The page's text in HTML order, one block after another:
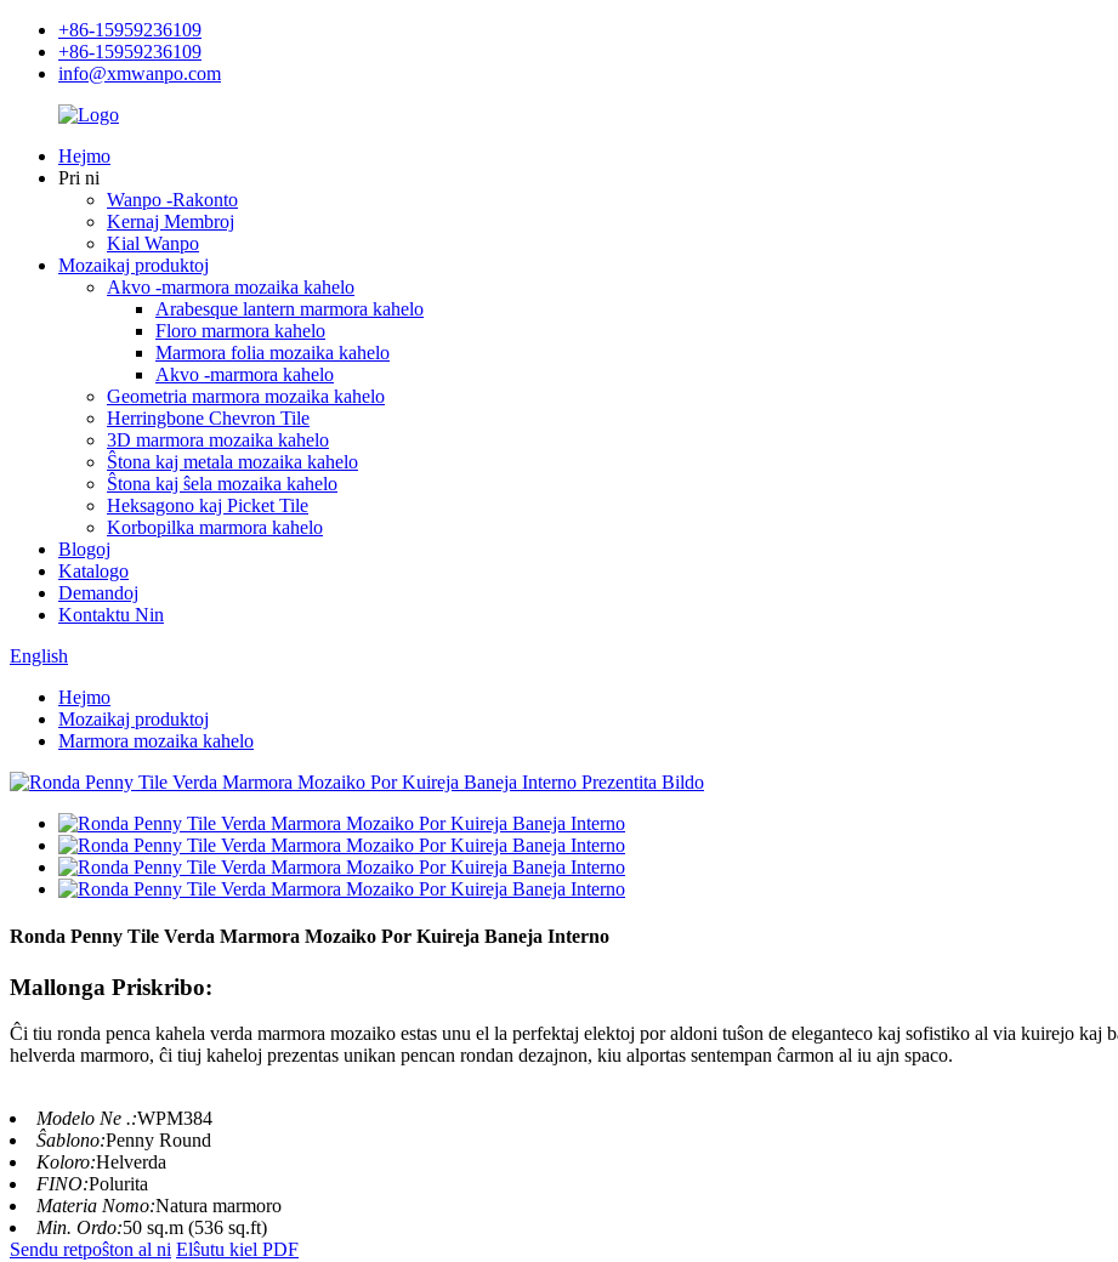
+86-15959236109
+86-15959236109
info@xmwanpo.com
Hejmo
Pri ni
Wanpo -Rakonto
Kernaj Membroj
Kial Wanpo
Mozaikaj produktoj
Akvo -marmora mozaika kahelo
Arabesque lantern marmora kahelo
Floro marmora kahelo
Marmora folia mozaika kahelo
Akvo -marmora kahelo
Geometria marmora mozaika kahelo
Herringbone Chevron Tile
3D marmora mozaika kahelo
Ŝtona kaj metala mozaika kahelo
Ŝtona kaj ŝela mozaika kahelo
Heksagono kaj Picket Tile
Korbopilka marmora kahelo
Blogoj
Katalogo
Demandoj
Kontaktu Nin
English
Hejmo
Mozaikaj produktoj
Marmora mozaika kahelo
Ronda Penny Tile Verda Marmora Mozaiko Por Kuireja Baneja Interno
Mallonga Priskribo:
Ĉi tiu ronda penca kahela verda marmora mozaiko estas unu el la perfektaj elektoj por aldoni tuŝon de eleganteco kaj sofistiko al via kuirejo kaj
helverda marmoro, ĉi tiuj kaheloj prezentas unikan pencan rondan dezajnon, kiu alportas sentempan ĉarmon al iu ajn spaco.
Modelo Ne .:WPM384
Ŝablono:Penny Round
Koloro:Helverda
FINO:Polurita
Materia Nomo:Natura marmoro
Min. Ordo:50 sq.m (536 sq.ft)
Sendu retpoŝton al ni Elŝutu kiel PDF